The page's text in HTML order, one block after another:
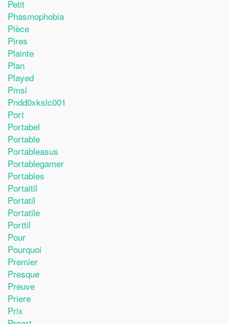
Petit
Phasmophobia
Pièce
Pires
Plainte
Plan
Played
Pmsl
Pndd0xkslc001
Port
Portabel
Portable
Portableasus
Portablegamer
Portables
Portaitil
Portatil
Portatile
Porttil
Pour
Pourquoi
Premier
Presque
Preuve
Priere
Prix